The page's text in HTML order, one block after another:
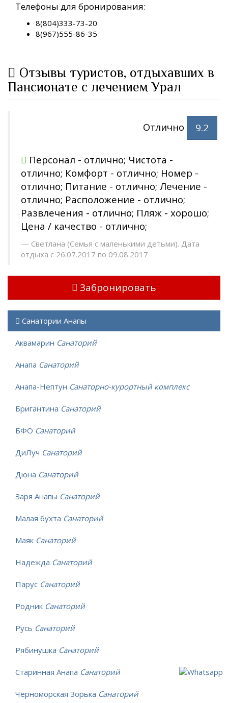
Телефоны для бронирования:
8(804)333-73-20
8(967)555-86-35
Отзывы туристов, отдыхавших в
Пансионате с лечением Урал
Отлично 9.2
Персонал - отлично; Чистота -
отлично; Комфорт - отлично; Номер -
отлично; Питание - отлично; Лечение -
отлично; Расположение - отлично;
Развлечения - отлично; Пляж - хорошо;
Цена / качество - отлично;
Светлана (Семья с маленькими детьми). Дата
отдыха с 26.07.2017 по 09.08.2017
Забронировать
Санатории Анапы
Аквамарин Санаторий
Анапа Санаторий
Анапа-Нептун Санаторно-курортный комплекс
Бригантина Санаторий
БФО Санаторий
ДиЛуч Санаторий
Дюна Санаторий
Заря Анапы Санаторий
Малая бухта Санаторий
Маяк Санаторий
Надежда Санаторий
Парус Санаторий
Родник Санаторий
Русь Санаторий
Рябинушка Санаторий
Старинная Анапа Санаторий
Черноморская Зорька Санаторий